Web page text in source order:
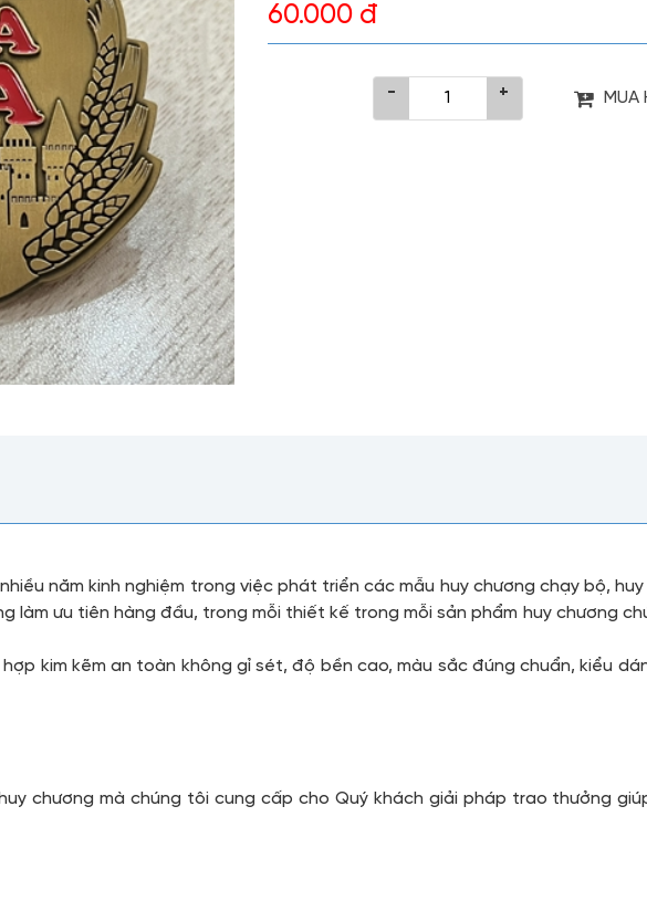
60.000 đ
- + MUA
năm kinh nghiệm trong việc phát triển các mẫu huy chương chạy bộ,
làm ưu tiên hàng đầu, trong mỗi thiết kế trong mỗi sản phẩm huy chương
kim kẽm an toàn không gỉ sét, độ bền cao, màu sắc đúng chuẩn, kiểu
chương mà chúng tôi cung cấp cho Quý khách giải pháp trao thưởng